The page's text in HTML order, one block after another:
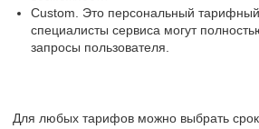
Custom. Это персональный
специалисты сервиса могут
запросы пользователя.
Для любых тарифов можно выбрать срок